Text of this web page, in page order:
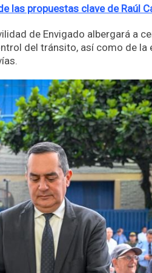
las propuestas clave de Raúl
de Envigado albergará a
del tránsito, así como de